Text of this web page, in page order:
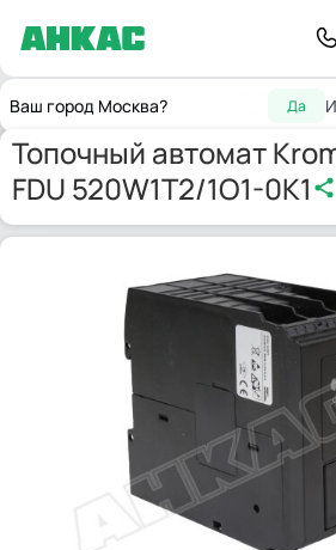
Ваш город Москва? Да
Главнаягорелок
FDU
Топочный автомат
FDU 520W1T2/1O1-0K1